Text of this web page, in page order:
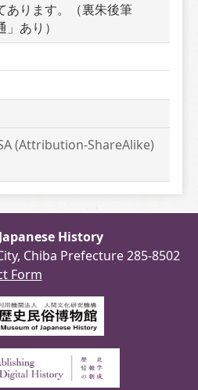
あります。（裏朱後筆
あり）
(Attribution-ShareAlike)
History
Chiba Prefecture 285-8502
Form